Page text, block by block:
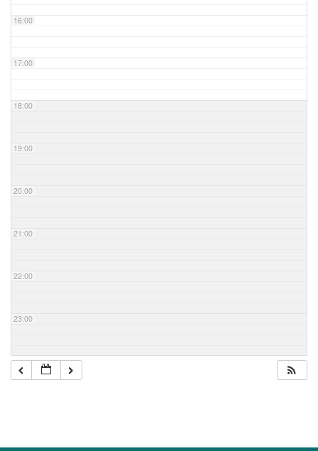
16:00
17:00
18:00
19:00
20:00
21:00
22:00
23:00